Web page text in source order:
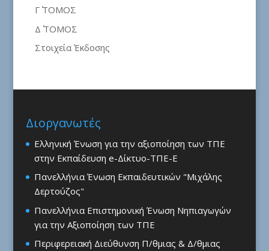
Γ΄ ΤΟΜΟΣ
Δ΄ ΤΟΜΟΣ
Στοιχεία Έκδοσης
Διοργανωτές
Ελληνική Ένωση για την αξιοποίηση των ΤΠΕ
στην Εκπαίδευση e-Δίκτυο-ΤΠΕ-Ε
Πανελλήνια Ένωση Εκπαιδευτικών "Μιχάλης
Δερτούζος"
Πανελλήνια Επιστημονική Ένωση Νηπιαγωγών
για την Αξιοποίηση των ΤΠΕ
Περιφερειακή Διεύθυνση Π/θμιας & Δ/θμιας